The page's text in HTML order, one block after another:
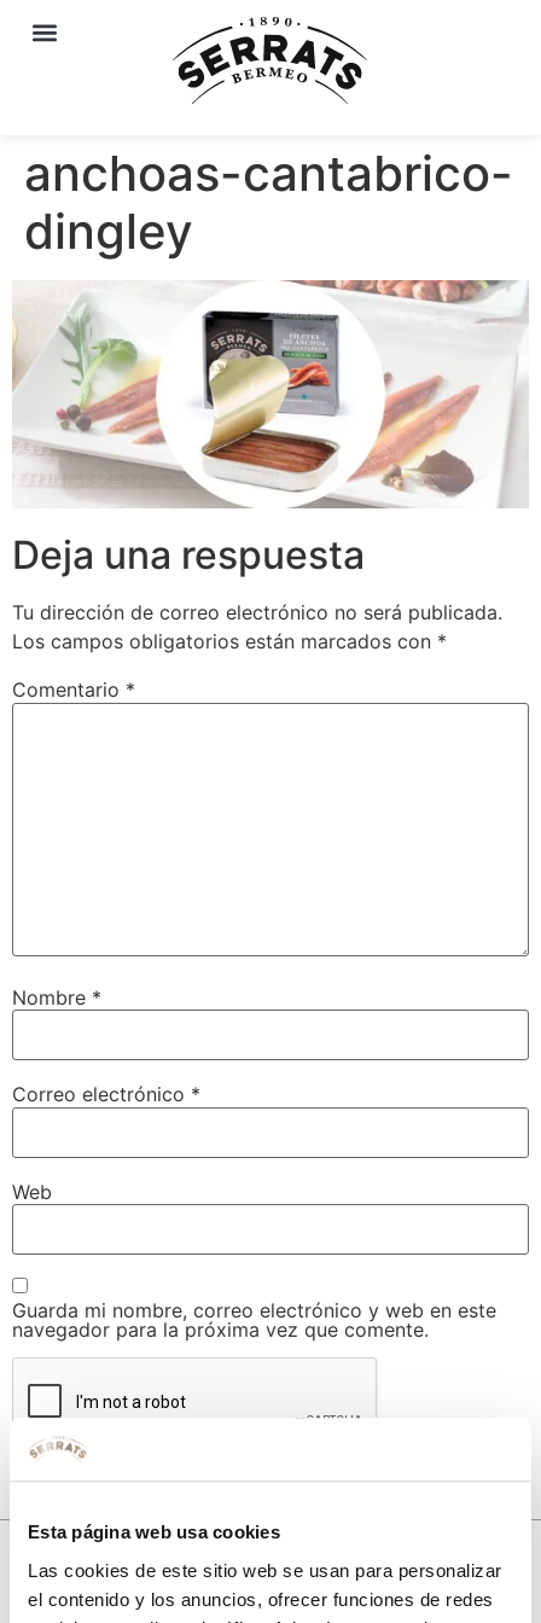
Esta página web usa cookies
Las cookies de este sitio web se usan para personalizar
el contenido y los anuncios, ofrecer funciones de redes
anchoas-cantabrico-
dingley
Deja una respuesta
Tu dirección de correo electrónico no será publicada.
Los campos obligatorios están marcados con *
Comentario *
Nombre *
Correo electrónico *
Web
Guarda mi nombre, correo electrónico y web en este
navegador para la próxima vez que comente.